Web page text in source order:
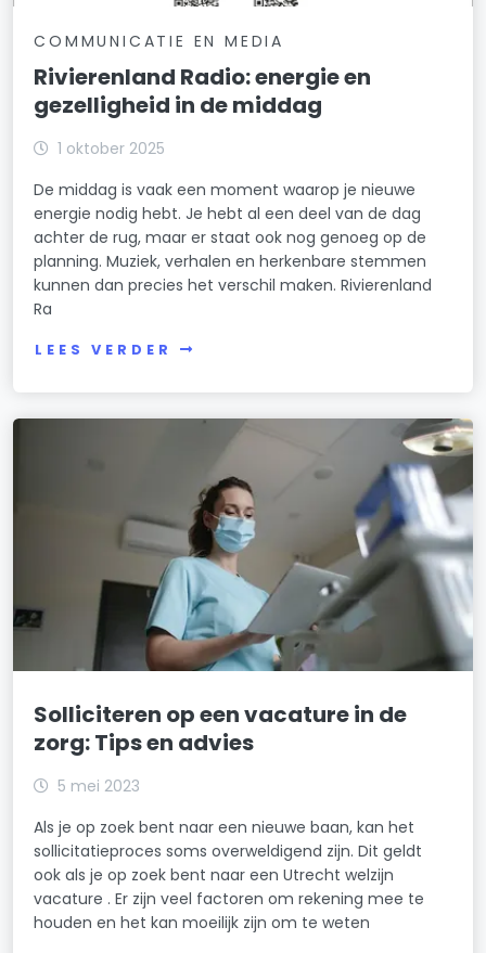
COMMUNICATIE EN MEDIA
Rivierenland Radio: energie en
gezelligheid in de middag
1 oktober 2025
De middag is vaak een moment waarop je nieuwe
energie nodig hebt. Je hebt al een deel van de dag
achter de rug, maar er staat ook nog genoeg op de
planning. Muziek, verhalen en herkenbare stemmen
kunnen dan precies het verschil maken. Rivierenland
Ra
LEES VERDER
Solliciteren op een vacature in de
zorg: Tips en advies
5 mei 2023
Als je op zoek bent naar een nieuwe baan, kan het
sollicitatieproces soms overweldigend zijn. Dit geldt
ook als je op zoek bent naar een Utrecht welzijn
vacature . Er zijn veel factoren om rekening mee te
houden en het kan moeilijk zijn om te weten